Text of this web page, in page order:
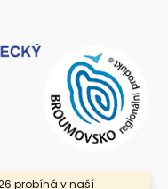
probíhá v naší